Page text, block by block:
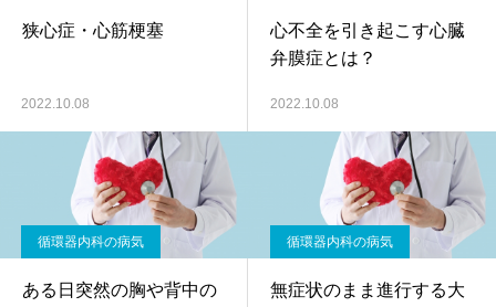
狭心症・心筋梗塞
2022.10.08
心不全を引き起こす心臓
弁膜症とは？
2022.10.08
循環器内科の病気
ある日突然の胸や背中の
循環器内科の病気
無症状のまま進行する大